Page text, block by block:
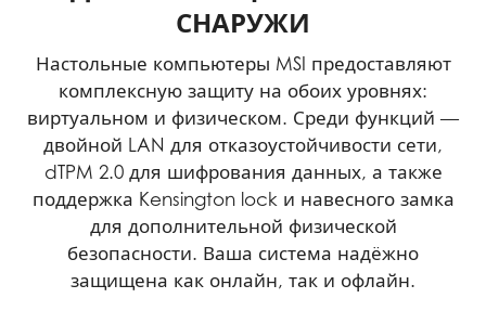
СНАРУЖИ
Настольные компьютеры MSI предоставляют
комплексную защиту на обоих уровнях:
виртуальном и физическом. Среди функций —
двойной LAN для отказоустойчивости сети,
dTPM 2.0 для шифрования данных, а также
поддержка Kensington lock и навесного замка
для дополнительной физической
безопасности. Ваша система надёжно
защищена как онлайн, так и офлайн.